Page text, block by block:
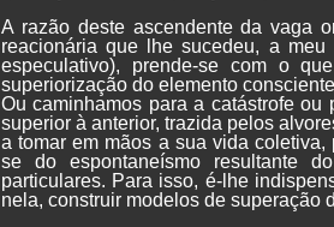
A razão deste ascendente da vaga
reacionária que lhe sucedeu, a
especulativo), prende-se com o
superiorização do elemento
Ou caminhamos para a catástrofe ou
superior à anterior, trazida pelos
a tomar em mãos a sua vida
se do espontaneísmo resultante
particulares. Para isso, é-lhe
nela, construir modelos de superação